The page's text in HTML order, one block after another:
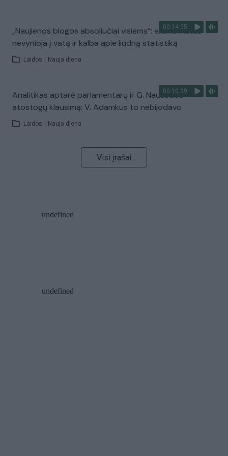
00:14:55
„Naujienos blogos absoliučiai visiems“: ekonomistas
nevynioja į vatą ir kalba apie liūdną statistiką
Laidos Nauja diena
00:10:29
Analitikas aptarė parlamentarų ir G. Nausėdos
atostogų klausimą: V. Adamkus to nebijodavo
Laidos Nauja diena
Visi įrašai